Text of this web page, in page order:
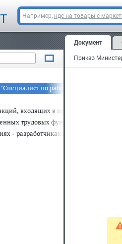
Например, ндс на товары с
по работе с молодежью"
входящих в профессиональный
трудовых функций
- разработчиках
Документ